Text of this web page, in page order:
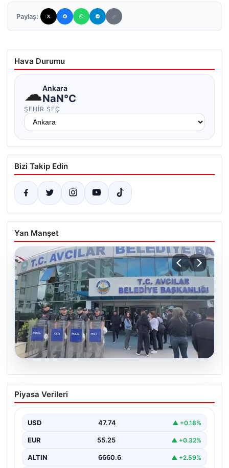
Paylaş:
Hava Durumu
☁Ankara
NaN°C
ŞEHIR SEÇ
Bizi Takip Edin
Yan Manşet
05.08.2026
Avcılar Belediyesi’ne operasyon. 12
şüpheli gözaltına alındı
Piyasa Verileri
USD 47.74 ▲ +0.18%
EUR 55.25 ▲ +0.32%
ALTIN 6660.6 ▲ +2.59%